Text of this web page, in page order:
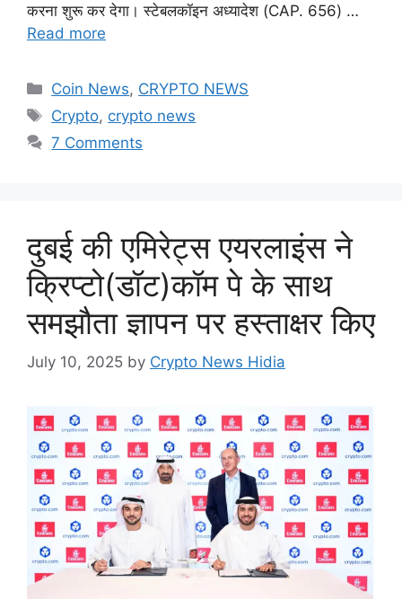
करना शुरू कर देगा। स्टेबलकॉइन अध्यादेश (CAP. 656) …
Read more
Categories
Coin News, CRYPTO NEWS
Tags
Crypto, crypto news
7 Comments
दुबई की एमिरेट्स एयरलाइंस ने
क्रिप्टो(डॉट)कॉम पे के साथ
समझौता ज्ञापन पर हस्ताक्षर किए
July 10, 2025 by Crypto News Hidia